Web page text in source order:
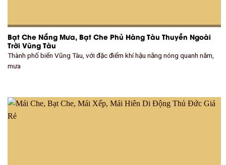
Bạt Che Nắng Mưa, Bạt Che Phủ Hàng Tàu Thuyền Ngoài
Trời Vũng Tàu
Thành phố biển Vũng Tàu, với đặc điểm khí hậu nắng nóng quanh năm,
mưa